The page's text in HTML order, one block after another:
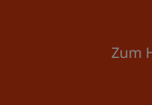
Zum